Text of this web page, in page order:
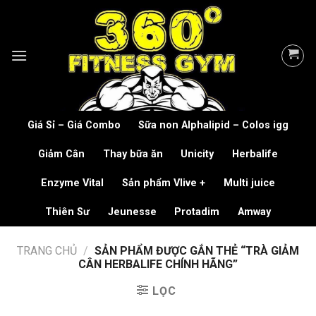
Giá Sỉ – Giá Combo Sữa non Alphalipid – Colos igg
Giảm Cân Thay bữa ăn Unicity Herbalife
Enzyme Vital Sản phẩm Vlive + Multi juice
Thiên Sư Jeunesse Protadim Amway
TRANG CHỦ / SẢN PHẨM ĐƯỢC GẮN THẺ “TRÀ GIẢM
CÂN HERBALIFE CHÍNH HÃNG”
LỌC